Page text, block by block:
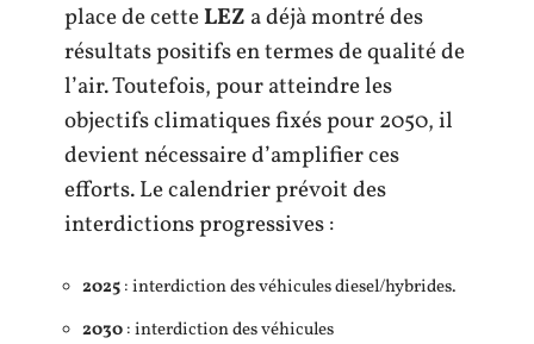
place de cetteLEZ a déjà montré des
résultats positifs en termes de qualité de
l’air. Toutefois, pour atteindre les
objectifs climatiques fixés pour 2050, il
devient nécessaire d’amplifier ces
efforts. Le calendrier prévoit des
interdictions progressives :
2025: interdiction des véhicules diesel/hybrides.
2030: interdiction des véhicules